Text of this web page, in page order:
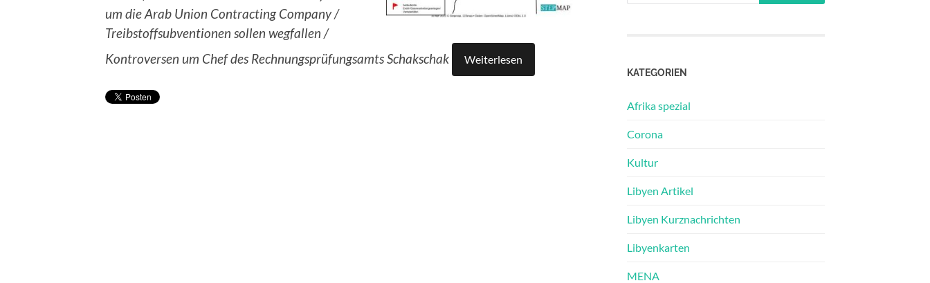
um die Arab Union Contracting Company /
Treibstoffsubventionen sollen wegfallen /
Kontroversen um Chef des Rechnungsprüfungsamts Schakschak
Weiterlesen
KATEGORIEN
Afrika spezial
Corona
Kultur
Libyen Artikel
Libyen Kurznachrichten
Libyenkarten
MENA